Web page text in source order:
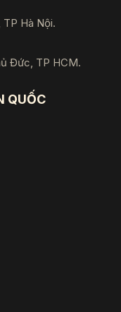
Hà Nội.
Đức, TP HCM.
QUỐC